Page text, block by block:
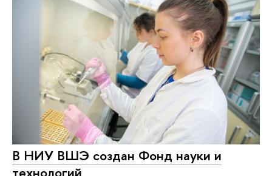
В НИУ ВШЭ создан Фонд науки и